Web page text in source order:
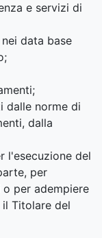
e servizi di
data base
dalle norme di
dalla
l'esecuzione del
per
per adempiere
Titolare del